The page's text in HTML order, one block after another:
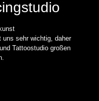
uns sehr wichtig, daher
Tattoostudio großen